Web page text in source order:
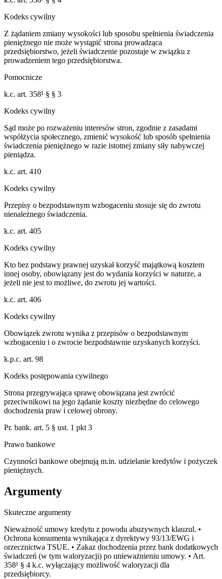
Kodeks cywilny
Z żądaniem zmiany wysokości lub sposobu spełnienia świadczenia
pieniężnego nie może wystąpić strona prowadząca
przedsiębiorstwo, jeżeli świadczenie pozostaje w związku z
prowadzeniem tego przedsiębiorstwa.
Pomocnicze
k.c. art. 358¹ § § 3
Kodeks cywilny
Sąd może po rozważeniu interesów stron, zgodnie z zasadami
współżycia społecznego, zmienić wysokość lub sposób spełnienia
świadczenia pieniężnego w razie istotnej zmiany siły nabywczej
pieniądza.
k.c. art. 410
Kodeks cywilny
Przepisy o bezpodstawnym wzbogaceniu stosuje się do zwrotu
nienależnego świadczenia.
k.c. art. 405
Kodeks cywilny
Kto bez podstawy prawnej uzyskał korzyść majątkową kosztem
innej osoby, obowiązany jest do wydania korzyści w naturze, a
jeżeli nie jest to możliwe, do zwrotu jej wartości.
k.c. art. 406
Kodeks cywilny
Obowiązek zwrotu wynika z przepisów o bezpodstawnym
wzbogaceniu i o zwrocie bezpodstawnie uzyskanych korzyści.
k.p.c. art. 98
Kodeks postępowania cywilnego
Strona przegrywająca sprawę obowiązana jest zwrócić
przeciwnikowi na jego żądanie koszty niezbędne do celowego
dochodzenia praw i celowej obrony.
Pr. bank. art. 5 § ust. 1 pkt 3
Prawo bankowe
Czynności bankowe obejmują m.in. udzielanie kredytów i pożyczek
pieniężnych.
Argumenty
Skuteczne argumenty
Nieważność umowy kredytu z powodu abuzywnych klauzul. •
Ochrona konsumenta wynikająca z dyrektywy 93/13/EWG i
orzecznictwa TSUE. • Zakaz dochodzenia przez bank dodatkowych
świadczeń (w tym waloryzacji) po unieważnieniu umowy. • Art.
358¹ § 4 k.c. wyłączający możliwość waloryzacji dla
przedsiębiorcy.